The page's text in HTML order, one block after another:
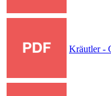
Kräutler -